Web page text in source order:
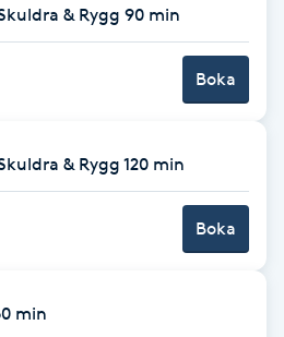
& Rygg 90 min
Boka
& Rygg 120 min
Boka
min